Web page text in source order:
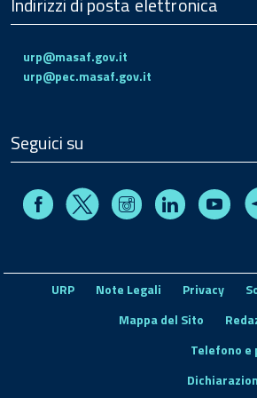
urp@masaf.gov.it
urp@pec.masaf.gov.it
Seguici su
FacebookX InstagramLinkedin
URP Note Legali Privacy
Mappa del Sito
Telefono